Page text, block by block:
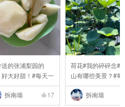
送的张浦梨园的
好大好甜！#每天一
拆南墙
17
荷花#我的碎碎念
山有哪些美景？#每
拆南墙